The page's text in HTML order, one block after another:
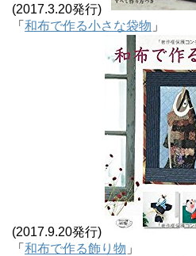
(2017.3.20発行)
「 和布で作る小さな袋物 」
(2017.9.20発行)
「 和布で作る飾り物 」